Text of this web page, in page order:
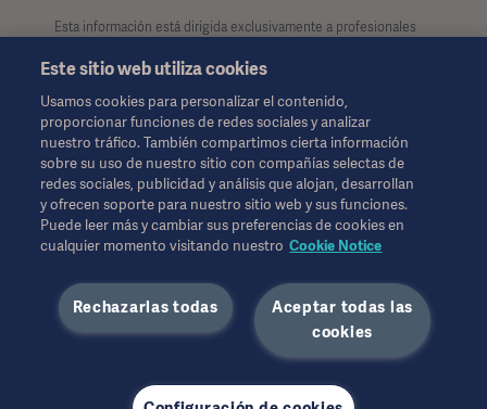
Esta información está dirigida exclusivamente a profesionales
únicamente carácter informativo. Dicha información no es
exhaustiva y por lo tanto, no debe considerarse como reemplazo
de las instrucciones de uso, manual de usuario o consejo
médico. Getinge no se hace responsable del uso ilegal,
indebido o por la manipulación de los contenidos e
informaciones de esta página. Tanto el acceso a la información
como el uso que pueda hacerse de la misma, y su contenido
será exclusivamente responsabilidad del usuario.
Es posible que alguna terapia, solución o producto mencionado
puede copiar ni utilizar, en su totalidad o en parte, sin el permiso
por escrito de Getinge.
Esta información está dirigida a una audiencia internacional
son estrictamente las de los entrevistados y no reflejan ni
Este sitio web utiliza cookies
Usamos cookies para personalizar el contenido,
proporcionar funciones de redes sociales y analizar
nuestro tráfico. También compartimos cierta información
sobre su uso de nuestro sitio con compañías selectas de
redes sociales, publicidad y análisis que alojan, desarrollan
y ofrecen soporte para nuestro sitio web y sus funciones.
Puede leer más y cambiar sus preferencias de cookies en
cualquier momento visitando nuestro Cookie Notice
Aceptar todas las
cookies
Rechazarlas todas